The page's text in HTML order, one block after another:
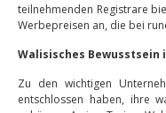
teilnehmenden Registrare
Werbepreisen an, die bei
Walisisches Bewusstsein
Zu den wichtigen
entschlossen haben, ihre